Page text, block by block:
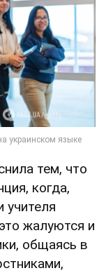
тем, что
когда,
учителя
жалуются и
общаясь в